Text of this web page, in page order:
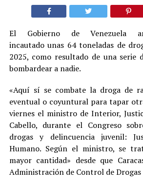
El Gobierno de Venezuela
incautado unas 64 toneladas de
2025, como resultado de una serie
bombardear a nadie.
«Aquí sí se combate la droga de
eventual o coyuntural para tapar
viernes el ministro de Interior,
Cabello, durante el Congreso
drogas y delincuencia juvenil:
Humano. Según el ministro, se
mayor cantidad» desde que
Administración de Control de Drogas